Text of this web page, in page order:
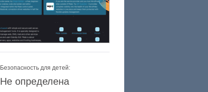
Безопасность для детей:
Не определена